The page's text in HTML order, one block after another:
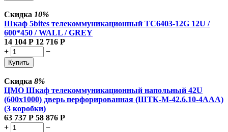
Скидка 10%
Шкаф 5bites телекоммуникационный TC6403-12G 12U /
600*450 / WALL / GREY
14 104 Р 12 716 Р
+
−
Купить
Скидка 8%
ЦМО Шкаф телекоммуникационный напольный 42U
(600x1000) дверь перфорированная (ШТК-М-42.6.10-4ААА)
(3 коробки)
63 737 Р 58 876 Р
+
−